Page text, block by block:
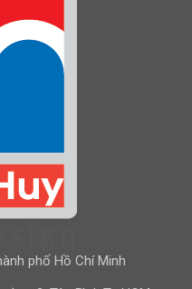
phố Hồ Chí Minh